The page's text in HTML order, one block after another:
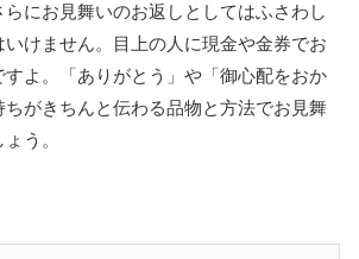
にお見舞いのお返しとしてはふさわし
いけません。目上の人に現金や金券でお
よ。「ありがとう」や「御心配をおか
がきちんと伝わる品物と方法でお見舞
う。